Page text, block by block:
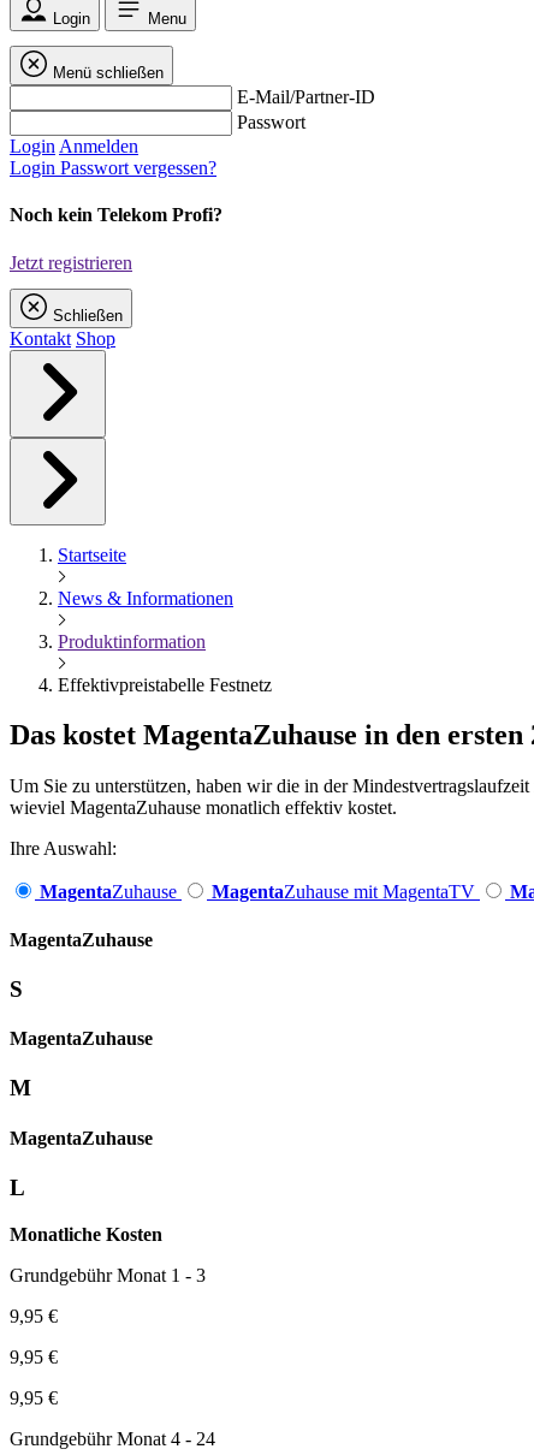
Login Menu
Menü schließen
E-Mail/Partner-ID
Passwort
Login Anmelden
Login Passwort vergessen?
Noch kein Telekom Profi?
Jetzt registrieren
Schließen
Kontakt Shop
Startseite
News & Informationen
Produktinformation
Effektivpreistabelle Festnetz
Das kostet MagentaZuhause in den
Um Sie zu unterstützen, haben wir die in der
wieviel MagentaZuhause monatlich effektiv kostet.
Ihre Auswahl:
MagentaZuhause MagentaZuhause mit MagentaTV
Magenta­Zuhause
S
Magenta­Zuhause
M
Magenta­Zuhause
L
Monatliche Kosten
Grundgebühr Monat 1 - 3
9,95 €
9,95 €
9,95 €
Grundgebühr Monat 4 - 24